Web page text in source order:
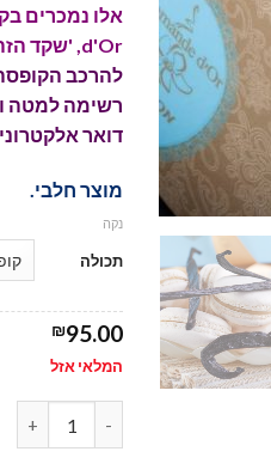
d'Or, 'שקד הזהב' בתל אביב.
להרכב
רשימה למטה
דואר
מוצר חלבי.
תכולה
נקה
₪95.00
המלאי אזל